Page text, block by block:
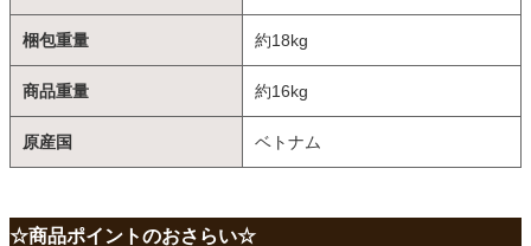
梱包重量 約18kg
商品重量 約16kg
原産国 ベトナム
☆商品ポイントのおさらい☆